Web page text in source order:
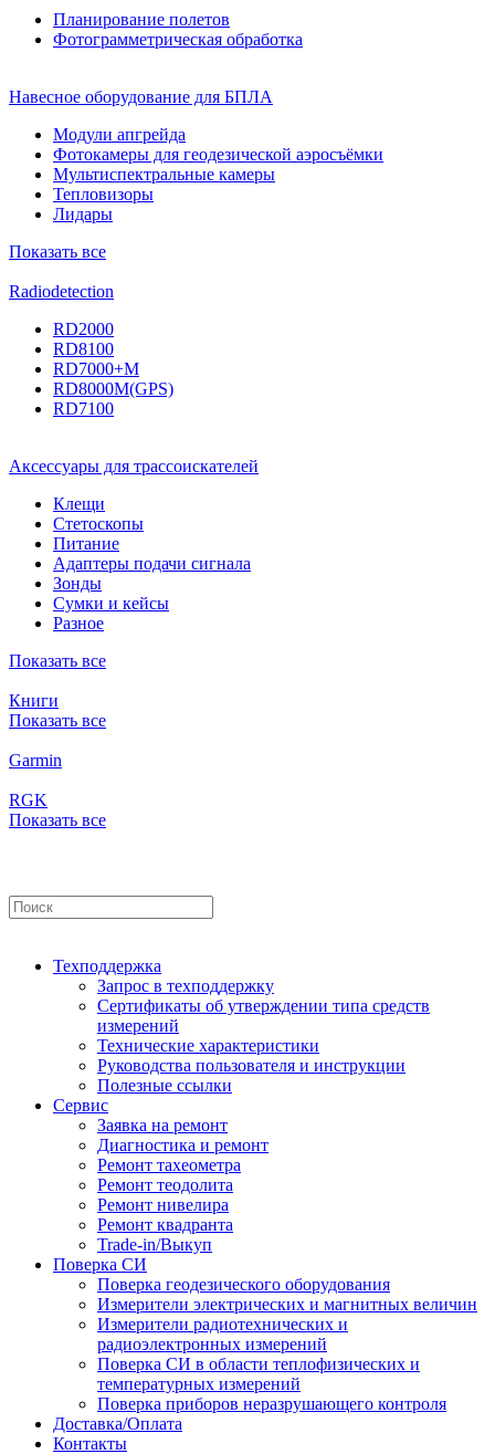
Планирование полетов
Фотограмметрическая обработка
Навесное оборудование для БПЛА
Модули апгрейда
Фотокамеры для геодезической аэросъёмки
Мультиспектральные камеры
Тепловизоры
Лидары
Показать все
Radiodetection
RD2000
RD8100
RD7000+M
RD8000M(GPS)
RD7100
Аксессуары для трассоискателей
Клещи
Стетоскопы
Питание
Адаптеры подачи сигнала
Зонды
Сумки и кейсы
Разное
Показать все
Книги
Показать все
Garmin
RGK
Показать все
Техподдержка
Запрос в техподдержку
Сертификаты об утверждении типа средств
измерений
Технические характеристики
Руководства пользователя и инструкции
Полезные ссылки
Сервис
Заявка на ремонт
Диагностика и ремонт
Ремонт тахеометра
Ремонт теодолита
Ремонт нивелира
Ремонт квадранта
Trade-in/Выкуп
Поверка СИ
Поверка геодезического оборудования
Измерители электрических и магнитных величин
Измерители радиотехнических и
радиоэлектронных измерений
Поверка СИ в области теплофизических и
температурных измерений
Поверка приборов неразрушающего контроля
Доставка/Оплата
Контакты